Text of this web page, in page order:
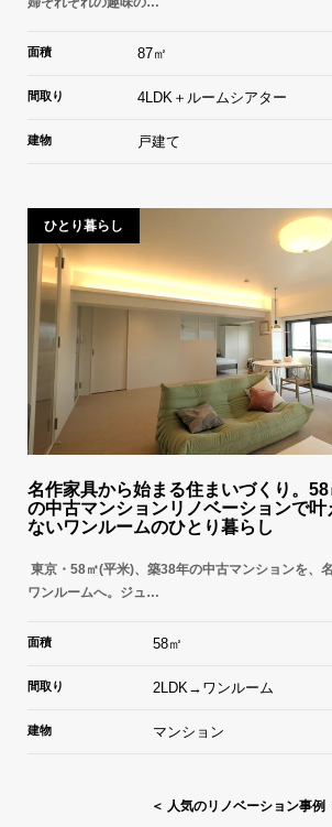
面積 87㎡
間取り 4LDK＋ルームシアター
建物 戸建て
ひとり暮らし
名作家具から始まる住まいづくり。
の中古マンションリノベーションで
ないワンルームのひとり暮らし
東京・58㎡(平米)、築38年の中古マンションを、
ワンルームへ。ジュ…
面積 58㎡
間取り 2LDK→ワンルーム
建物 マンション
＜ 人気のリノベーション事例